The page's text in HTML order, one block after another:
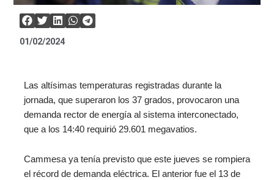
01/02/2024
Las altísimas temperaturas registradas durante la
jornada, que superaron los 37 grados, provocaron una
demanda rector de energía al sistema interconectado,
que a los 14:40 requirió 29.601 megavatios.
Cammesa ya tenía previsto que este jueves se rompiera
el récord de demanda eléctrica. El anterior fue el 13 de